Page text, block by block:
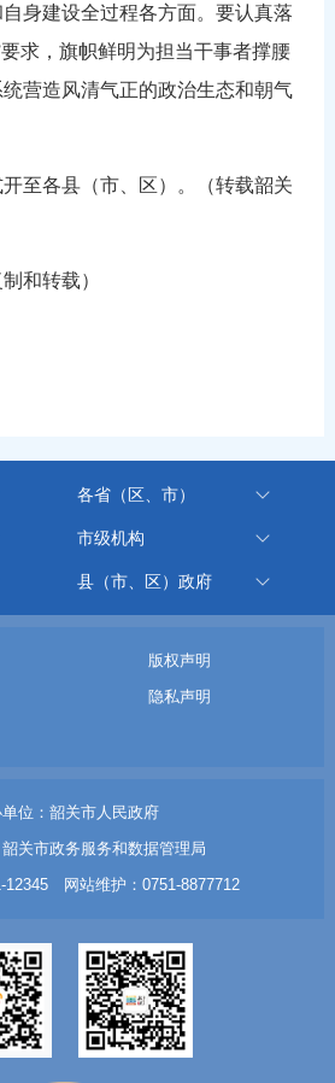
身建设全过程各方面。要认真落
求，旗帜鲜明为担当干事者撑腰
营造风清气正的政治生态和朝气
各县（市、区）。（转载韶关
和转载）
各省（区、市）
市级机构
县（市、区）政府
版权声明
隐私声明
单位：韶关市人民政府
关市政务服务和数据管理局
12345 网站维护：0751-8877712